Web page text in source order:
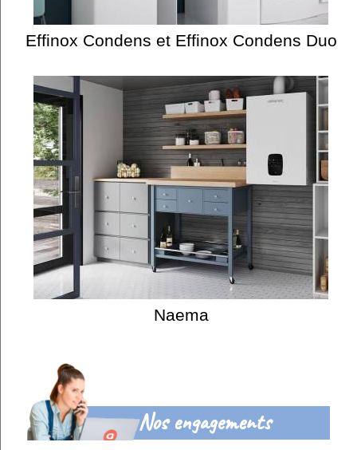
Effinox Condens et Effinox Condens Duo
Naema
Nos engagements